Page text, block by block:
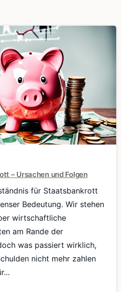
0
– Ursachen und Folgen
für Staatsbankrott
Bedeutung. Wir stehen
wirtschaftliche
am Rande der
was passiert wirklich,
nicht mehr zahlen